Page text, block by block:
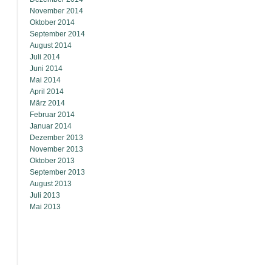
November 2014
Oktober 2014
September 2014
August 2014
Juli 2014
Juni 2014
Mai 2014
April 2014
März 2014
Februar 2014
Januar 2014
Dezember 2013
November 2013
Oktober 2013
September 2013
August 2013
Juli 2013
Mai 2013